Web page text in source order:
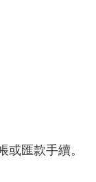
匯款手續。